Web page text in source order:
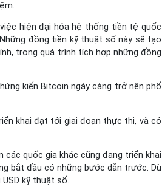
hiện đại hóa hệ thống tiền tệ quốc
đồng tiền kỹ thuật số này sẽ tạo
trong quá trình tích hợp những đồng
kiến Bitcoin ngày càng trở nên phổ
khai đạt tới giai đoạn thực thi, và có
quốc gia khác cũng đang triển khai
bắt đầu có những bước dẫn trước. Dù
kỹ thuật số.